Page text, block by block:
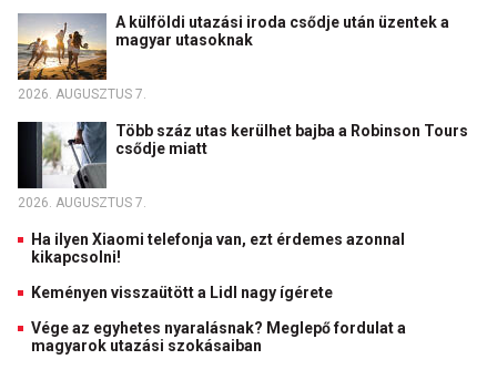
A külföldi utazási iroda csődje után üzentek a
magyar utasoknak
2026. AUGUSZTUS 7.
Több száz utas kerülhet bajba a Robinson Tours
csődje miatt
2026. AUGUSZTUS 7.
Ha ilyen Xiaomi telefonja van, ezt érdemes azonnal
kikapcsolni!
Keményen visszaütött a Lidl nagy ígérete
Vége az egyhetes nyaralásnak? Meglepő fordulat a
magyarok utazási szokásaiban